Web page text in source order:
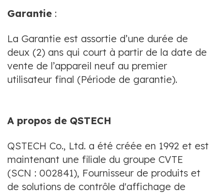
Garantie :
La Garantie est assortie d’une durée de
deux (2) ans qui court à partir de la date de
vente de l’appareil neuf au premier
utilisateur final (Période de garantie).
A propos de QSTECH
QSTECH Co., Ltd. a été créée en 1992 et est
maintenant une filiale du groupe CVTE
(SCN : 002841), Fournisseur de produits et
de solutions de contrôle d'affichage de